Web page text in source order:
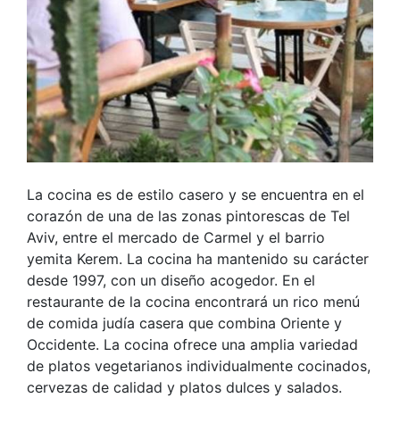
La cocina es de estilo casero y se encuentra en el
corazón de una de las zonas pintorescas de Tel
Aviv, entre el mercado de Carmel y el barrio
yemita Kerem. La cocina ha mantenido su carácter
desde 1997, con un diseño acogedor. En el
restaurante de la cocina encontrará un rico menú
de comida judía casera que combina Oriente y
Occidente. La cocina ofrece una amplia variedad
de platos vegetarianos individualmente cocinados,
cervezas de calidad y platos dulces y salados.